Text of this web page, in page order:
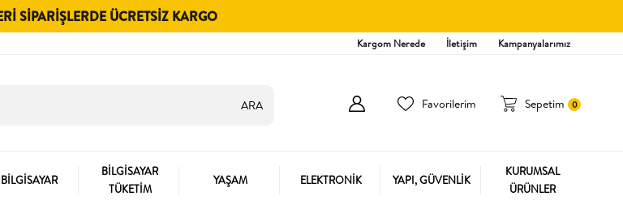
SIPARIŞLERDE ÜCRETSIZ KARGO
Kargom Nerede İletişim Kampanyalarımız
Sepetim 0
Favorilerim
BİLGİSAYAR
BİLGİSAYAR
TÜKETİM
YAŞAM ELEKTRONİK YAPI, GÜVENLİK
KURUMSAL
ÜRÜNLER